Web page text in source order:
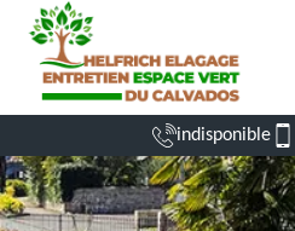
indisponible